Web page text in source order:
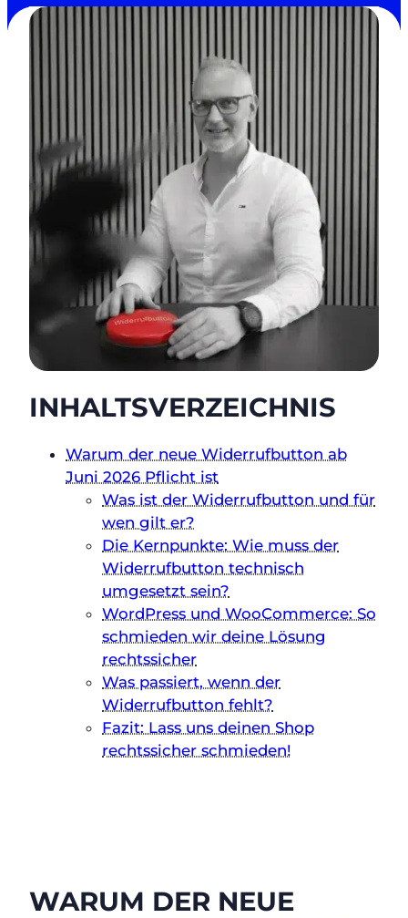
INHALTSVERZEICHNIS
Warum der neue Widerrufbutton ab
Juni 2026 Pflicht ist
Was ist der Widerrufbutton und für
wen gilt er?
Die Kernpunkte: Wie muss der
Widerrufbutton technisch
umgesetzt sein?
WordPress und WooCommerce: So
schmieden wir deine Lösung
rechtssicher
Was passiert, wenn der
Widerrufbutton fehlt?
Fazit: Lass uns deinen Shop
rechtssicher schmieden!
WARUM DER NEUE